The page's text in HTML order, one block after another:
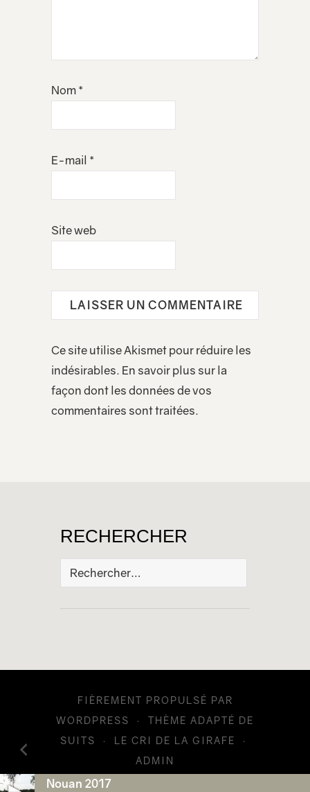
Nouan 2017
Nom *
E-mail *
Site web
Ce site utilise Akismet pour réduire les
indésirables. En savoir plus sur la
façon dont les données de vos
commentaires sont traitées.
RECHERCHER
Rechercher :
FIÈREMENT PROPULSÉ PAR
WORDPRESS
·
THÈME ADAPTÉ DE
SUITS
· LE CRI DE LA GIRAFE
·
ADMIN